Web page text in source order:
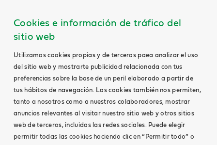
Cookies e información de tráfico del
sitio web
Utilizamos cookies propias y de terceros paea analizar el uso
del sitio web y mostrarte publicidad relacionada con tus
preferencias sobre la base de un peril elaborado a partir de
tus hábitos de navegación. Las cookies también nos permiten,
tanto a nosotros como a nuestros colaboradores, mostrar
anuncios relevantes al visitar nuestro sitio web y otros sitios
web de terceros, incluidas las redes sociales. Puede elegir
permitir todas las cookies haciendo clic en “Permitir todo” o